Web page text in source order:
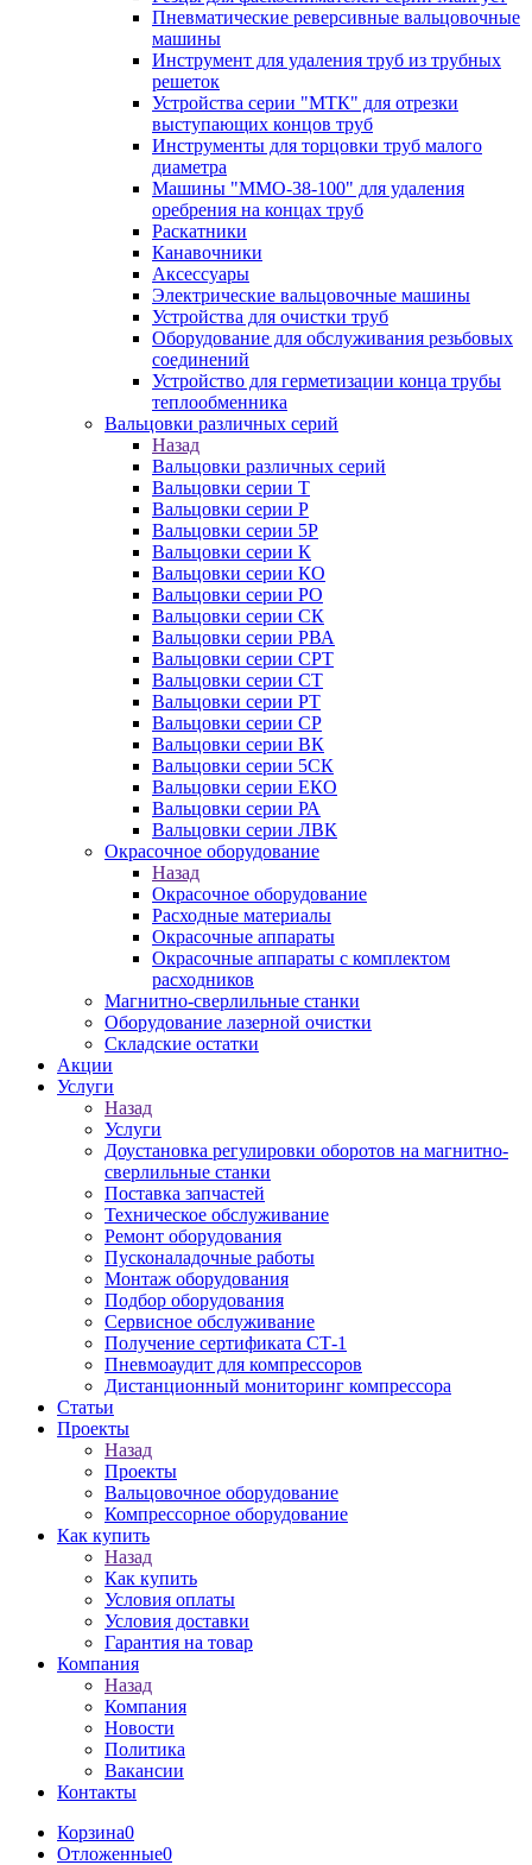
Пневматические реверсивные вальцовочные
машины
Инструмент для удаления труб из трубных
решеток
Устройства серии "МТК" для отрезки
выступающих концов труб
Инструменты для торцовки труб малого
диаметра
Машины "ММО-38-100" для удаления
оребрения на концах труб
Раскатники
Канавочники
Аксессуары
Электрические вальцовочные машины
Устройства для очистки труб
Оборудование для обслуживания резьбовых
соединений
Устройство для герметизации конца трубы
теплообменника
Вальцовки различных серий
Назад
Вальцовки различных серий
Вальцовки серии Т
Вальцовки серии Р
Вальцовки серии 5Р
Вальцовки серии К
Вальцовки серии КО
Вальцовки серии РО
Вальцовки серии СК
Вальцовки серии РВА
Вальцовки серии СРТ
Вальцовки серии СТ
Вальцовки серии РТ
Вальцовки серии СР
Вальцовки серии ВК
Вальцовки серии 5СК
Вальцовки серии ЕКО
Вальцовки серии РА
Вальцовки серии ЛВК
Окрасочное оборудование
Назад
Окрасочное оборудование
Расходные материалы
Окрасочные аппараты
Окрасочные аппараты с комплектом
расходников
Магнитно-сверлильные станки
Оборудование лазерной очистки
Складские остатки
Акции
Услуги
Назад
Услуги
Доустановка регулировки оборотов на магнитно-
сверлильные станки
Поставка запчастей
Техническое обслуживание
Ремонт оборудования
Пусконаладочные работы
Монтаж оборудования
Подбор оборудования
Сервисное обслуживание
Получение сертификата СТ-1
Пневмоаудит для компрессоров
Дистанционный мониторинг компрессора
Статьи
Проекты
Назад
Проекты
Вальцовочное оборудование
Компрессорное оборудование
Как купить
Назад
Как купить
Условия оплаты
Условия доставки
Гарантия на товар
Компания
Назад
Компания
Новости
Политика
Вакансии
Контакты
Корзина0
Отложенные0